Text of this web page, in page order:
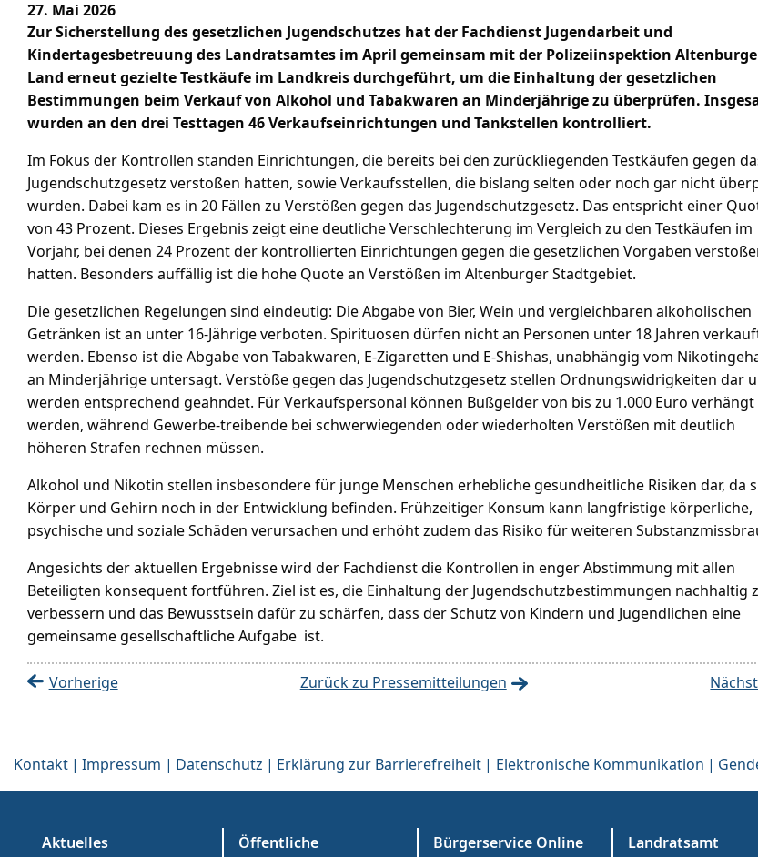
27. Mai 2026
Zur Sicherstellung des gesetzlichen Jugendschutzes hat der Fachdienst Jugendarbeit und
Kindertagesbetreuung des Landratsamtes im April gemeinsam mit der Polizeiinspektion
Land erneut gezielte Testkäufe im Landkreis durchgeführt, um die Einhaltung der gesetzlichen
Bestimmungen beim Verkauf von Alkohol und Tabakwaren an Minderjährige zu überprüfen.
wurden an den drei Testtagen 46 Verkaufseinrichtungen und Tankstellen kontrolliert.
Im Fokus der Kontrollen standen Einrichtungen, die bereits bei den zurückliegenden Testkäufen gegen
Jugendschutzgesetz verstoßen hatten, sowie Verkaufsstellen, die bislang selten oder noch gar nicht
wurden. Dabei kam es in 20 Fällen zu Verstößen gegen das Jugendschutzgesetz. Das entspricht einer
von 43 Prozent. Dieses Ergebnis zeigt eine deutliche Verschlechterung im Vergleich zu den Testkäufen im
Vorjahr, bei denen 24 Prozent der kontrollierten Einrichtungen gegen die gesetzlichen Vorgaben
hatten. Besonders auffällig ist die hohe Quote an Verstößen im Altenburger Stadtgebiet.
Die gesetzlichen Regelungen sind eindeutig: Die Abgabe von Bier, Wein und vergleichbaren alkoholischen
Getränken ist an unter 16-Jährige verboten. Spirituosen dürfen nicht an Personen unter 18 Jahren
werden. Ebenso ist die Abgabe von Tabakwaren, E-Zigaretten und E-Shishas, unabhängig vom
an Minderjährige untersagt. Verstöße gegen das Jugendschutzgesetz stellen Ordnungswidrigkeiten dar
werden entsprechend geahndet. Für Verkaufspersonal können Bußgelder von bis zu 1.000 Euro verhängt
werden, während Gewerbe-treibende bei schwerwiegenden oder wiederholten Verstößen mit deutlich
höheren Strafen rechnen müssen.
Alkohol und Nikotin stellen insbesondere für junge Menschen erhebliche gesundheitliche Risiken dar, da
Körper und Gehirn noch in der Entwicklung befinden. Frühzeitiger Konsum kann langfristige körperliche,
psychische und soziale Schäden verursachen und erhöht zudem das Risiko für weiteren
Angesichts der aktuellen Ergebnisse wird der Fachdienst die Kontrollen in enger Abstimmung mit allen
Beteiligten konsequent fortführen. Ziel ist es, die Einhaltung der Jugendschutzbestimmungen nachhaltig
verbessern und das Bewusstsein dafür zu schärfen, dass der Schutz von Kindern und Jugendlichen eine
gemeinsame gesellschaftliche Aufgabe ist.
Vorherige Zurück zu Pressemitteilungen
Kontakt Impressum Datenschutz Erklärung zur Barrierefreiheit Elektronische Kommunikation
Aktuelles
Öffentliche
Bürgerservice Online Landratsamt